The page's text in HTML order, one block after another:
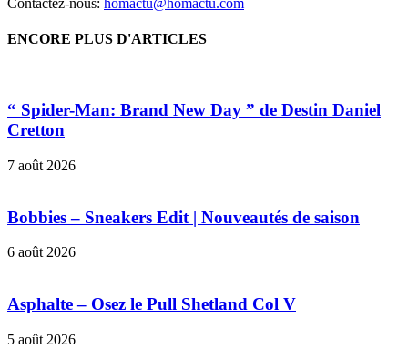
ENCORE PLUS D'ARTICLES
“ Spider-Man: Brand New Day ” de Destin Daniel
Cretton
7 août 2026
Bobbies – Sneakers Edit | Nouveautés de saison
6 août 2026
Asphalte – Osez le Pull Shetland Col V
5 août 2026